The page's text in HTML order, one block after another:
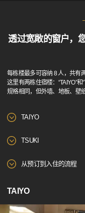
透过宽敞的窗户，
每栋楼最多可容纳 8 人，共有
这里有两栋住宿楼：“TAIYO”和
规格相同，但外墙、地板、壁
TAIYO
TSUKI
从预订到入住的流程
TAIYO